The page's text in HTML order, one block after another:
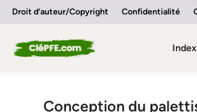
SkipDroit d’auteur/Copyright Confidentialité
Index
Conception du